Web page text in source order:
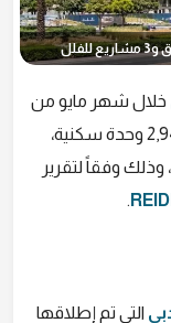
خلال شهر مايو من
العام الجاري 14 مشروعاً عقارياً جديداً تضم 2,942 وحدة سكنية،
للفلل، وذلك وفقاً لتقرير
.
التي تم إطلاقها